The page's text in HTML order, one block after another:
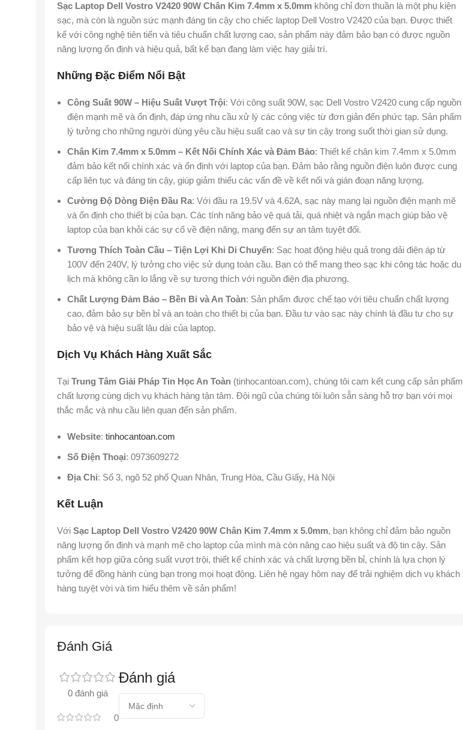
Sạc Laptop Dell Vostro V2420 90W Chân Kim 7.4mm x 5.0mm không chỉ đơn thuần là một phụ kiện
sạc, mà còn là nguồn sức mạnh đáng tin cậy cho chiếc laptop Dell Vostro V2420 của bạn. Được thiết
kế với công nghệ tiên tiến và tiêu chuẩn chất lượng cao, sản phẩm này đảm bảo bạn có được nguồn
năng lượng ổn định và hiệu quả, bất kể bạn đang làm việc hay giải trí.
Những Đặc Điểm Nổi Bật
Công Suất 90W – Hiệu Suất Vượt Trội: Với công suất 90W, sạc Dell Vostro V2420 cung cấp nguồn
điện mạnh mẽ và ổn định, đáp ứng nhu cầu xử lý các công việc từ đơn giản đến phức tạp. Sản phẩm
lý tưởng cho những người dùng yêu cầu hiệu suất cao và sự tin cậy trong suốt thời gian sử dụng.
Chân Kim 7.4mm x 5.0mm – Kết Nối Chính Xác và Đảm Bảo: Thiết kế chân kim 7.4mm x 5.0mm
đảm bảo kết nối chính xác và ổn định với laptop của bạn. Đảm bảo rằng nguồn điện luôn được cung
cấp liên tục và đáng tin cậy, giúp giảm thiểu các vấn đề về kết nối và gián đoạn năng lượng.
Cường Độ Dòng Điện Đầu Ra: Với đầu ra 19.5V và 4.62A, sạc này mang lại nguồn điện mạnh mẽ
và ổn định cho thiết bị của bạn. Các tính năng bảo vệ quá tải, quá nhiệt và ngắn mạch giúp bảo vệ
laptop của bạn khỏi các sự cố về điện năng, mang đến sự an tâm tuyệt đối.
Tương Thích Toàn Cầu – Tiện Lợi Khi Di Chuyển: Sạc hoạt động hiệu quả trong dải điện áp từ
100V đến 240V, lý tưởng cho việc sử dụng toàn cầu. Bạn có thể mang theo sạc khi công tác hoặc du
lịch mà không cần lo lắng về sự tương thích với nguồn điện địa phương.
Chất Lượng Đảm Bảo – Bền Bỉ và An Toàn: Sản phẩm được chế tạo với tiêu chuẩn chất lượng
cao, đảm bảo sự bền bỉ và an toàn cho thiết bị của bạn. Đầu tư vào sạc này chính là đầu tư cho sự
bảo vệ và hiệu suất lâu dài của laptop.
Dịch Vụ Khách Hàng Xuất Sắc
Tại Trung Tâm Giải Pháp Tin Học An Toàn (tinhocantoan.com), chúng tôi cam kết cung cấp sản phẩm
chất lượng cùng dịch vụ khách hàng tận tâm. Đội ngũ của chúng tôi luôn sẵn sàng hỗ trợ bạn với mọi
thắc mắc và nhu cầu liên quan đến sản phẩm.
Website: tinhocantoan.com
Số Điện Thoại: 0973609272
Địa Chỉ: Số 3, ngõ 52 phố Quan Nhân, Trung Hòa, Cầu Giấy, Hà Nội
Kết Luận
Với Sạc Laptop Dell Vostro V2420 90W Chân Kim 7.4mm x 5.0mm, bạn không chỉ đảm bảo nguồn
năng lượng ổn định và mạnh mẽ cho laptop của mình mà còn nâng cao hiệu suất và độ tin cậy. Sản
phẩm kết hợp giữa công suất vượt trội, thiết kế chính xác và chất lượng bền bỉ, chính là lựa chọn lý
tưởng để đồng hành cùng bạn trong mọi hoạt động. Liên hệ ngay hôm nay để trải nghiệm dịch vụ khách
hàng tuyệt vời và tìm hiểu thêm về sản phẩm!
Đánh Giá
0 đánh giá
0
Đánh giá